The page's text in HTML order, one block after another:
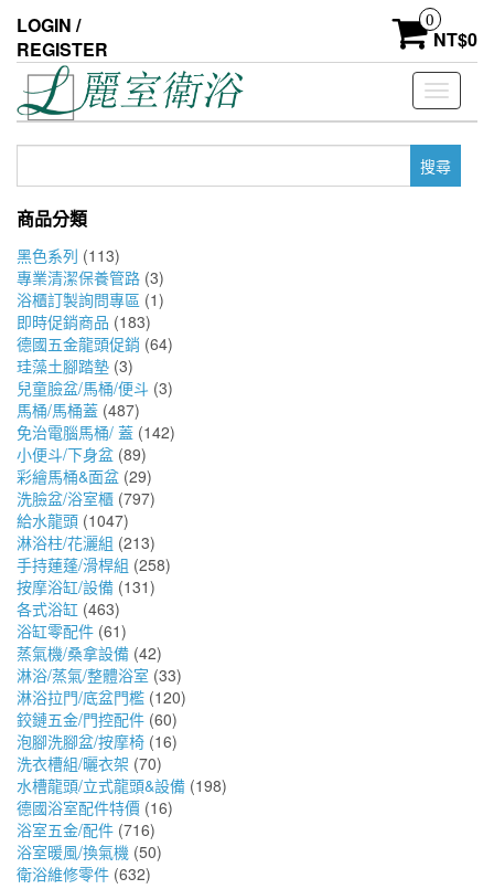
the
content
LOGIN /
REGISTER
0
NT$0
Toggle
鍵
商品分類
黑色系列 (113)
專業清潔保養管路 (3)
浴櫃訂製詢問專區 (1)
即時促銷商品 (183)
德國五金龍頭促銷 (64)
珪藻土腳踏墊 (3)
兒童臉盆/馬桶/便斗 (3)
馬桶/馬桶蓋 (487)
免治電腦馬桶/ 蓋 (142)
小便斗/下身盆 (89)
彩繪馬桶&面盆 (29)
洗臉盆/浴室櫃 (797)
給水龍頭 (1047)
淋浴柱/花灑組 (213)
手持蓮蓬/滑桿組 (258)
按摩浴缸/設備 (131)
各式浴缸 (463)
浴缸零配件 (61)
蒸氣機/桑拿設備 (42)
淋浴/蒸氣/整體浴室 (33)
淋浴拉門/底盆門檻 (120)
鉸鏈五金/門控配件 (60)
泡腳洗腳盆/按摩椅 (16)
洗衣槽組/曬衣架 (70)
水槽龍頭/立式龍頭&設備 (198)
德國浴室配件特價 (16)
浴室五金/配件 (716)
浴室暖風/換氣機 (50)
衛浴維修零件 (632)